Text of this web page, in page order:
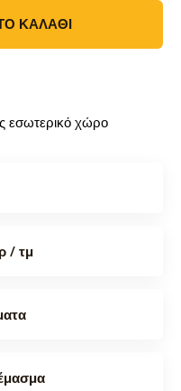
ΚΑΛΆΘΙ
εσωτερικό χώρο
/ τμ